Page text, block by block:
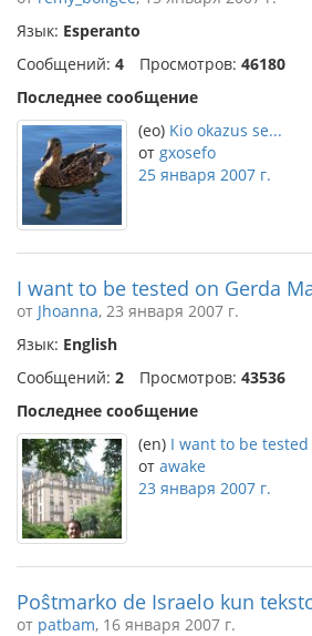
Язык: Esperanto
Сообщений: 4 Просмотров: 46180
Последнее сообщение
(eo) Kio okazus se...
от gxosefo
25 января 2007 г.
I want to be tested on Gerda
от Jhoanna, 23 января 2007 г.
Язык: English
Сообщений: 2 Просмотров: 43536
Последнее сообщение
(en) I want to be
от awake
23 января 2007 г.
Poŝtmarko de Israelo kun
от patbam, 16 января 2007 г.